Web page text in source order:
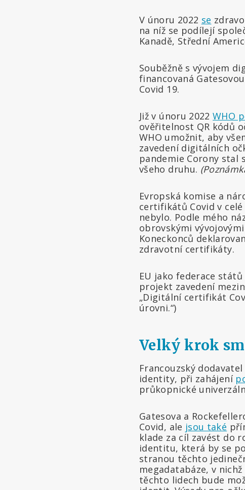
V únoru 2022 se
na níž se podílejí
Kanadě, Střední
Souběžně s vývojem
financovaná
Covid 19.
Již v únoru 2022WHO
ověřitelnost QR kódů
WHO umožnit, aby
zavedení digitálních
pandemie Corony
všeho druhu.
Evropská komise a
certifikátů Covid v celé
nebylo. Podle mého
obrovskými
Koneckonců
zdravotní certifikáty.
EU jako federace
projekt zavedení
„Digitální certifikát
úrovni.“)
Velký krok
Francouzský
identity, při zahájení
průkopnické
Gatesova a
Covid, ale jsou také
klade za cíl zavést do
identitu, která by se
stranou těchto
megadatabáze, v
těchto lidech bude